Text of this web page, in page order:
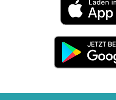
im
App
Jetzt
Google